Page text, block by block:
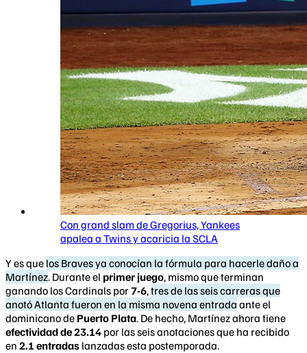
Con grand slam de Gregorius, Yankees
apalea a Twins y acaricia la SCLA
Y es que los Braves ya conocían la fórmula para hacerle daño a
Martínez. Durante el primer juego, mismo que terminan
ganando los Cardinals por7-6,tres de las seis carreras que
anotó Atlanta fueron en la misma novena entrada ante el
dominicano de Puerto Plata. De hecho, Martínez ahora tiene
efectividad de 23.14 por las seis anotaciones que ha recibido
en 2.1 entradas lanzadas esta postemporada.